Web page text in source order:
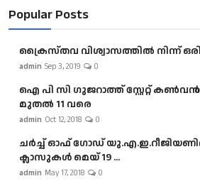
Contact
News
Obituary
Bible History
Music
Popular Posts
ക്രൈസ്തവ വിശ്വാസത്തിൽ നിന്ന്
admin Sep 3, 2019 0
ഐ പി സി ഗുജറാത്ത് സ്റ്റേറ്റ്
മുതൽ 11 വരെ
admin Oct 12, 2018 0
ചർച്ച് ഓഫ് ഗോഡ്
ക്ലാസുകൾ മെയ് 19 ...
admin May 17, 2018 0